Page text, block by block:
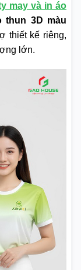
may và in áo
thun 3D màu
thiết kế riêng,
lớn.